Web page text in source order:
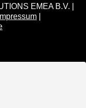
EMEA B.V. |
Impressum